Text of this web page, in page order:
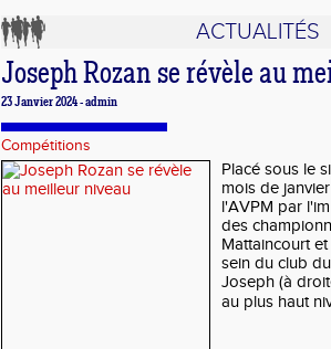
ACTUALITÉS
Joseph Rozan se révèle au
23 Janvier 2024 - admin
Compétitions
Placé sous le
mois de
l'AVPM par
des
Mattaincourt
sein du club
Joseph (à
au plus haut